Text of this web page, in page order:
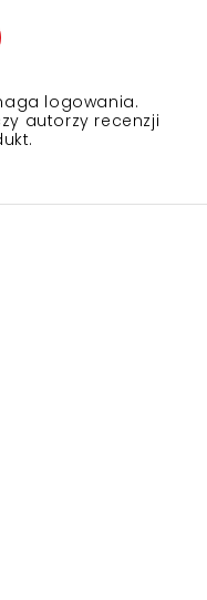
logowania.
autorzy recenzji